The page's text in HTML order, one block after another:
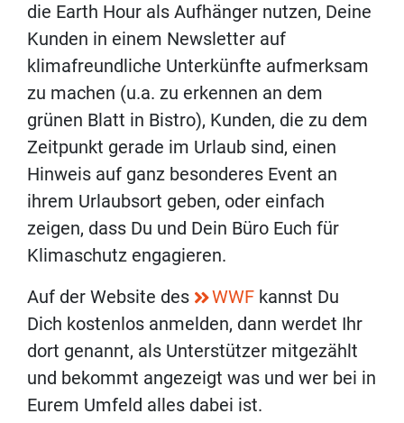
die Earth Hour als Aufhänger nutzen, Deine
Kunden in einem Newsletter auf
klimafreundliche Unterkünfte aufmerksam
zu machen (u.a. zu erkennen an dem
grünen Blatt in Bistro), Kunden, die zu dem
Zeitpunkt gerade im Urlaub sind, einen
Hinweis auf ganz besonderes Event an
ihrem Urlaubsort geben, oder einfach
zeigen, dass Du und Dein Büro Euch für
Klimaschutz engagieren.
Auf der Website des
WWF kannst Du
Dich kostenlos anmelden, dann werdet Ihr
dort genannt, als Unterstützer mitgezählt
und bekommt angezeigt was und wer bei in
Eurem Umfeld alles dabei ist.